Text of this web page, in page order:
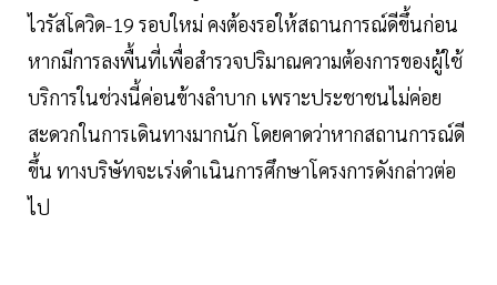
ไวรัสโควิด-19 รอบใหม่ คงต้องรอให้สถานการณ์ดีขึ้นก่อน
หากมีการลงพื้นที่เพื่อสำรวจปริมาณความต้องการของผู้ใช้
บริการในช่วงนี้ค่อนข้างลำบาก เพราะประชาชนไม่ค่อย
สะดวกในการเดินทางมากนัก โดยคาดว่าหากสถานการณ์ดี
ขึ้น ทางบริษัทจะเร่งดำเนินการศึกษาโครงการดังกล่าวต่อ
ไป